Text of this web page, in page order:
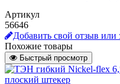
Артикул
56646
Добавить свой отзыв или
Похожие товары
Быстрый просмотр